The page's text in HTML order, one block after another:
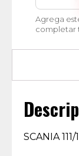
quantity
Agrega
completar
SCANIA 111/